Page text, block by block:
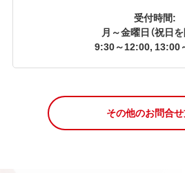
受付時間:
月～金曜日（祝日を
9:30～12:00, 13:00
その他のお問合